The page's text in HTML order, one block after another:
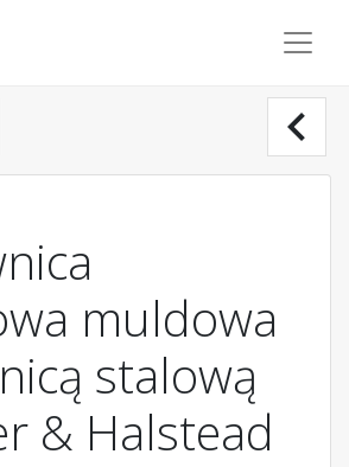
chevron_left
muldowa
stalową
& Halstead